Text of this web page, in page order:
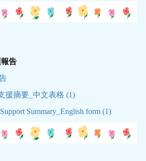
報告
援摘要_中文表格 (1)
Summary_English form (1)